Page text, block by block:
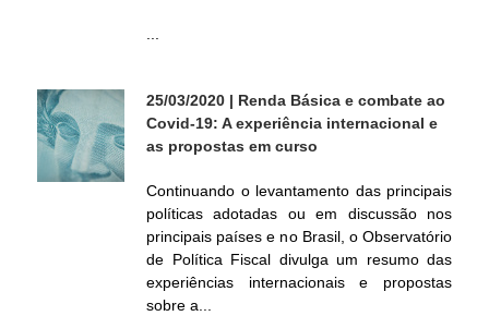
...
25/03/2020 | Renda Básica e combate ao
Covid-19: A experiência internacional e
as propostas em curso
Continuando o levantamento das principais
políticas adotadas ou em discussão nos
principais países e no Brasil, o Observatório
de Política Fiscal divulga um resumo das
experiências internacionais e propostas
sobre a...